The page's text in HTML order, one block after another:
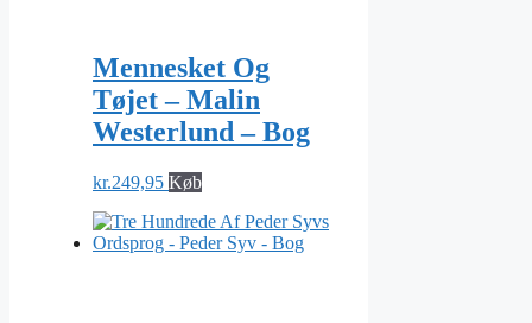
Mennesket Og
Tøjet – Malin
Westerlund – Bog
kr.249,95 Køb